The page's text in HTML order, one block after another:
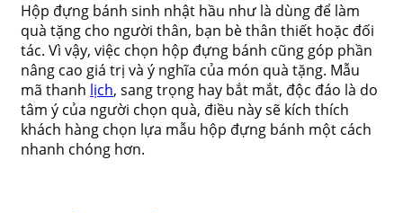
Hộp đựng bánh sinh nhật hầu như là dùng để làm
quà tặng cho người thân, bạn bè thân thiết hoặc đối
tác. Vì vậy, việc chọn hộp đựng bánh cũng góp phần
nâng cao giá trị và ý nghĩa của món quà tặng. Mẫu
mã thanh lịch, sang trọng hay bắt mắt, độc đáo là do
tâm ý của người chọn quà, điều này sẽ kích thích
khách hàng chọn lựa mẫu hộp đựng bánh một cách
nhanh chóng hơn.